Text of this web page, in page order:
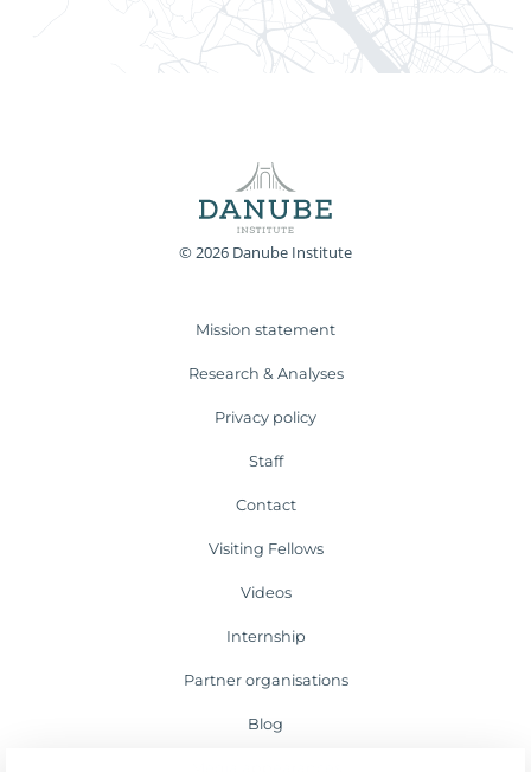
© 2026 Danube Institute
Mission statement
Research & Analyses
Privacy policy
Staff
Contact
Visiting Fellows
Videos
Internship
Partner organisations
Blog